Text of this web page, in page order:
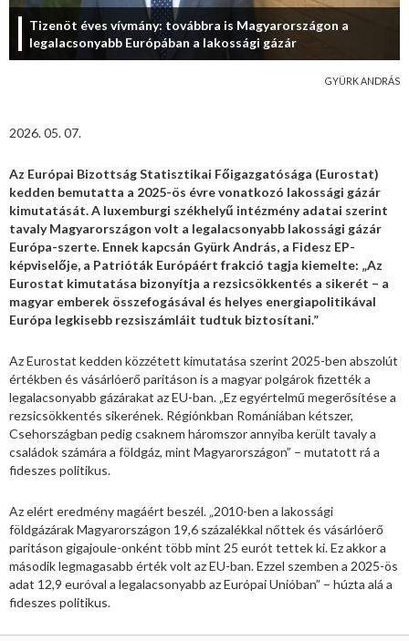
GYÜRK ANDRÁS
Tizenöt éves vívmány: továbbra is Magyarországon a
legalacsonyabb Európában a lakossági gázár
2026. 05. 07.
Az Európai Bizottság Statisztikai Főigazgatósága (Eurostat)
kedden bemutatta a 2025-ös évre vonatkozó lakossági gázár
kimutatását. A luxemburgi székhelyű intézmény adatai szerint
tavaly Magyarországon volt a legalacsonyabb lakossági gázár
Európa-szerte. Ennek kapcsán Gyürk András, a Fidesz EP-
képviselője, a Patrióták Európáért frakció tagja kiemelte: „Az
Eurostat kimutatása bizonyítja a rezsicsökkentés a sikerét – a
magyar emberek összefogásával és helyes energiapolitikával
Európa legkisebb rezsiszámláit tudtuk biztosítani.”
Az Eurostat kedden közzétett kimutatása szerint 2025-ben abszolút
értékben és vásárlóerő paritáson is a magyar polgárok fizették a
legalacsonyabb gázárakat az EU-ban. „Ez egyértelmű megerősítése a
rezsicsökkentés sikerének. Régiónkban Romániában kétszer,
Csehországban pedig csaknem háromszor annyiba került tavaly a
családok számára a földgáz, mint Magyarországon” – mutatott rá a
fideszes politikus.
Az elért eredmény magáért beszél. „2010-ben a lakossági
földgázárak Magyarországon 19,6 százalékkal nőttek és vásárlóerő
paritáson gigajoule-onként több mint 25 eurót tettek ki. Ez akkor a
második legmagasabb érték volt az EU-ban. Ezzel szemben a 2025-ös
adat 12,9 euróval a legalacsonyabb az Európai Unióban” – húzta alá a
fideszes politikus.